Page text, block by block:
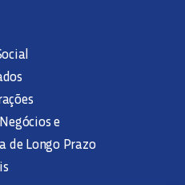
e
de Longo Prazo